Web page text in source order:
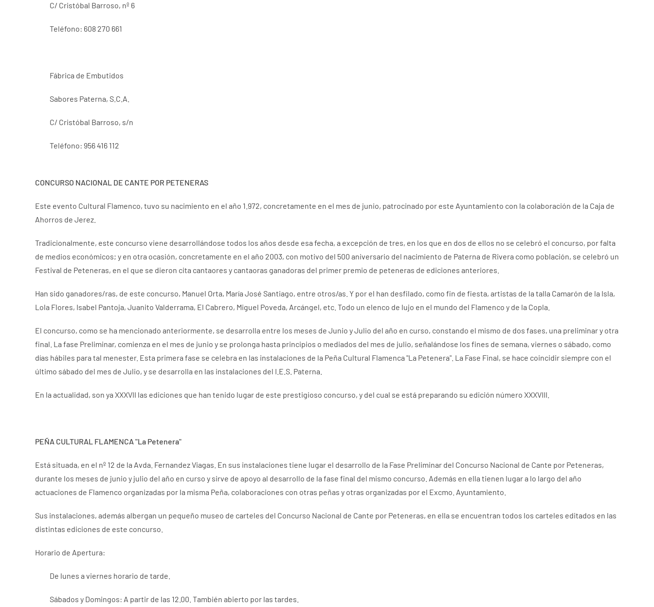
C/ Cristóbal Barroso, nº 6
Teléfono: 608 270 661
Fábrica de Embutidos
Sabores Paterna, S.C.A.
C/ Cristóbal Barroso, s/n
Teléfono: 956 416 112
CONCURSO NACIONAL DE CANTE POR PETENERAS
Este evento Cultural Flamenco, tuvo su nacimiento en el año 1.972, concretamente en el mes de junio, patrocinado por este Ayuntamiento con la colaboración de la Caja de
Ahorros de Jerez.
Tradicionalmente, este concurso viene desarrollándose todos los años desde esa fecha, a excepción de tres, en los que en dos de ellos no se celebró el concurso, por falta
de medios económicos; y en otra ocasión, concretamente en el año 2003, con motivo del 500 aniversario del nacimiento de Paterna de Rivera como población, se celebró un
Festival de Peteneras, en el que se dieron cita cantaores y cantaoras ganadoras del primer premio de peteneras de ediciones anteriores.
Han sido ganadores/ras, de este concurso, Manuel Orta, María José Santiago, entre otros/as. Y por el han desfilado, como fin de fiesta, artistas de la talla Camarón de la Isla,
Lola Flores, Isabel Pantoja, Juanito Valderrama, El Cabrero, Miguel Poveda, Arcángel, etc. Todo un elenco de lujo en el mundo del Flamenco y de la Copla.
El concurso, como se ha mencionado anteriormente, se desarrolla entre los meses de Junio y Julio del año en curso, constando el mismo de dos fases, una preliminar y otra
final. La fase Preliminar, comienza en el mes de junio y se prolonga hasta principios o mediados del mes de julio, señalándose los fines de semana, viernes o sábado, como
días hábiles para tal menester. Esta primera fase se celebra en las instalaciones de la Peña Cultural Flamenca "La Petenera". La Fase Final, se hace coincidir siempre con el
último sábado del mes de Julio, y se desarrolla en las instalaciones del I.E.S. Paterna.
En la actualidad, son ya XXXVII las ediciones que han tenido lugar de este prestigioso concurso, y del cual se está preparando su edición número XXXVIII.
PEÑA CULTURAL FLAMENCA "La Petenera"
Está situada, en el nº 12 de la Avda. Fernandez Viagas. En sus instalaciones tiene lugar el desarrollo de la Fase Preliminar del Concurso Nacional de Cante por Peteneras,
durante los meses de junio y julio del año en curso y sirve de apoyo al desarrollo de la fase final del mismo concurso. Además en ella tienen lugar a lo largo del año
actuaciones de Flamenco organizadas por la misma Peña, colaboraciones con otras peñas y otras organizadas por el Excmo. Ayuntamiento.
Sus instalaciones, además albergan un pequeño museo de carteles del Concurso Nacional de Cante por Peteneras, en ella se encuentran todos los carteles editados en las
distintas ediciones de este concurso.
Horario de Apertura:
De lunes a viernes horario de tarde.
Sábados y Domingos: A partir de las 12.00. También abierto por las tardes.